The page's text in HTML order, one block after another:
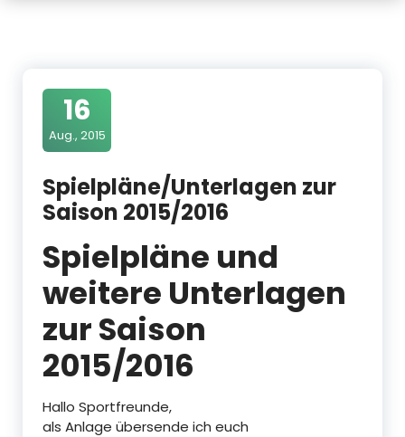
16
Aug., 2015
Spielpläne/Unterlagen zur
Saison 2015/2016
Spielpläne und
weitere Unterlagen
zur Saison
2015/2016
Hallo Sportfreunde,
als Anlage übersende ich euch